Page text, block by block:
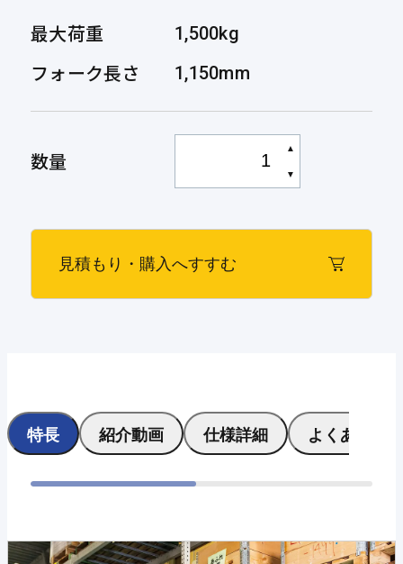
最大荷重 1,500kg
フォーク長さ 1,150mm
数量 ▲
▼
見積もり・購入へすすむ
特長 紹介動画 仕様詳細 よくある質